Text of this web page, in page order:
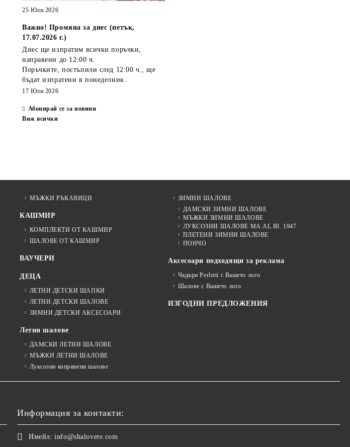
25 Юли 2026
Важно! Промяна за днес (петък,
17.07.2026 г.)
Днес ще изпратим всички поръчки,
направени до 12:00 ч.
Поръчките, постъпили след 12:00 ч.
, ще
бъдат изпратени в понеделник
17 Юли 2026
Абонирай се за новини
Виж всички
МЪЖКИ РЪКАВИЦИ
КАШМИР
КОМПЛЕКТИ ОТ КАШМИР
ШАЛОВЕ ОТ КАШМИР
ВАУЧЕРИ
ДЕЦА
ЛЕТНИ ДЕТСКИ ШАПКИ
ЛЕТНИ ДЕТСКИ ШАЛОВЕ
ЗИМНИ ДЕТСКИ АКСЕСОАРИ
Летни шалове
ДАМСКИ ЛЕТНИ ШАЛОВЕ
МЪЖКИ ЛЕТНИ ШАЛОВЕ
Луксозни копринени шалове
ЗИМНИ ШАЛОВЕ
ДАМСКИ ЗИМНИ ШАЛОВЕ
МЪЖКИ ЗИМНИ ШАЛОВЕ
ЛУКСОЗНИ ШАЛОВЕ MA.AL.BI. 1947
ПЛЕТЕНИ ЗИМНИ ШАЛОВЕ
ПОНЧО
Аксесоари подходящи за реклама
Чадъри Perletti с Вашето лого
Шалове с Вашето лого
ИЗГОДНИ ПРЕДЛОЖЕНИЯ
Информация за контакти:
Имейл: info@shalovete.com